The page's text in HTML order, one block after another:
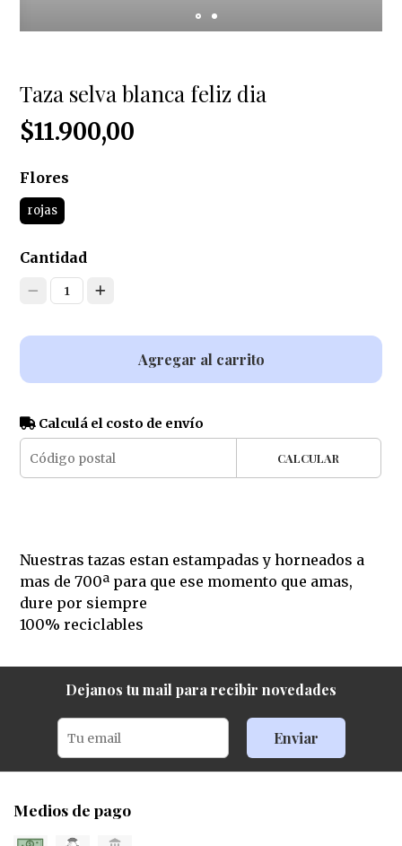
Taza selva blanca feliz dia
$11.900,00
Flores
rojas
Cantidad
1
Agregar al carrito
Calculá el costo de envío
CALCULAR
Nuestras tazas estan estampadas y horneados a
mas de 700ª para que ese momento que amas,
dure por siempre
100% reciclables
Dejanos tu mail para recibir novedades
Enviar
Medios de pago